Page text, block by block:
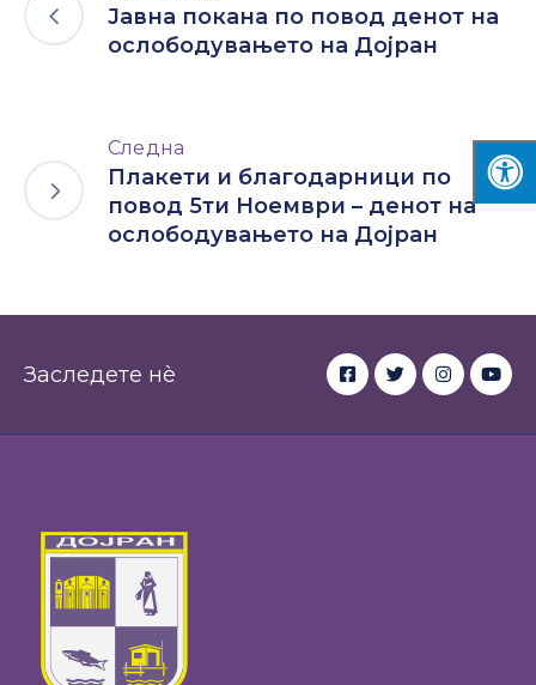
Јавна покана по повод денот на
ослободувањето на Дојран
Следна
Плакети и благодарници по
повод 5ти Ноември – денот на
ослободувањето на Дојран
Заследете нè